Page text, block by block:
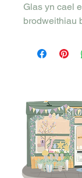
Glas yn cael
brodweithiau